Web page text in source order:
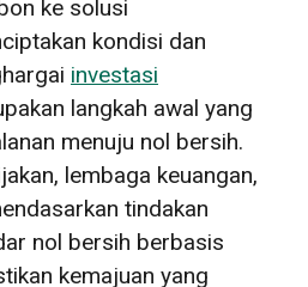
ke solusi
kondisi dan
investasi
langkah awal yang
menuju nol bersih.
lembaga keuangan,
tindakan
nol bersih berbasis
kemajuan yang